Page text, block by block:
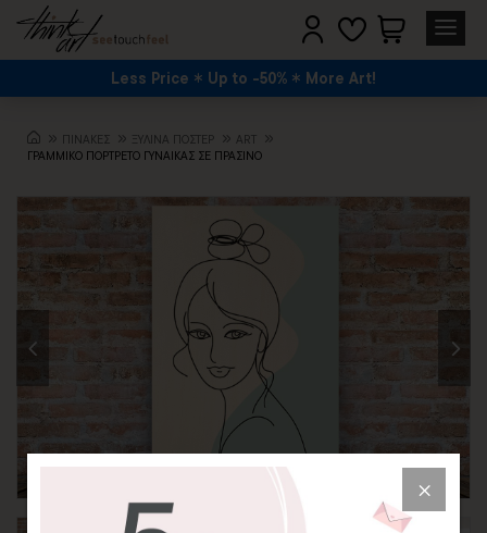
Less Price Up to -50% More Art!
ΠΙΝΑΚΕΣ ΞΥΛΙΝΑ ΠΟΣΤΕΡ
ART
ΓΡΑΜΜΙΚΟ ΠΟΡΤΡΕΤΟ ΓΥΝΑΙΚΑΣ ΣΕ ΠΡΑΣΙΝΟ